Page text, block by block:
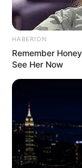
Papel
Cola e
Passo a Passo
1. Lave a
para escorrer.
2. Quando a
abertura que
HABERION
Remember
See Her Now